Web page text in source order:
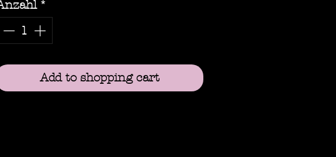
*
Add to shopping cart